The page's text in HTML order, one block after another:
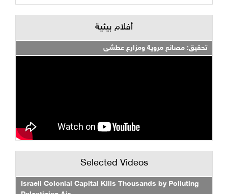
أفلام بيئية
تحقيق: مصانع مروية ومزارع عطشى
Selected Videos
Israeli Colonial Capital Kills Thousands by Polluting